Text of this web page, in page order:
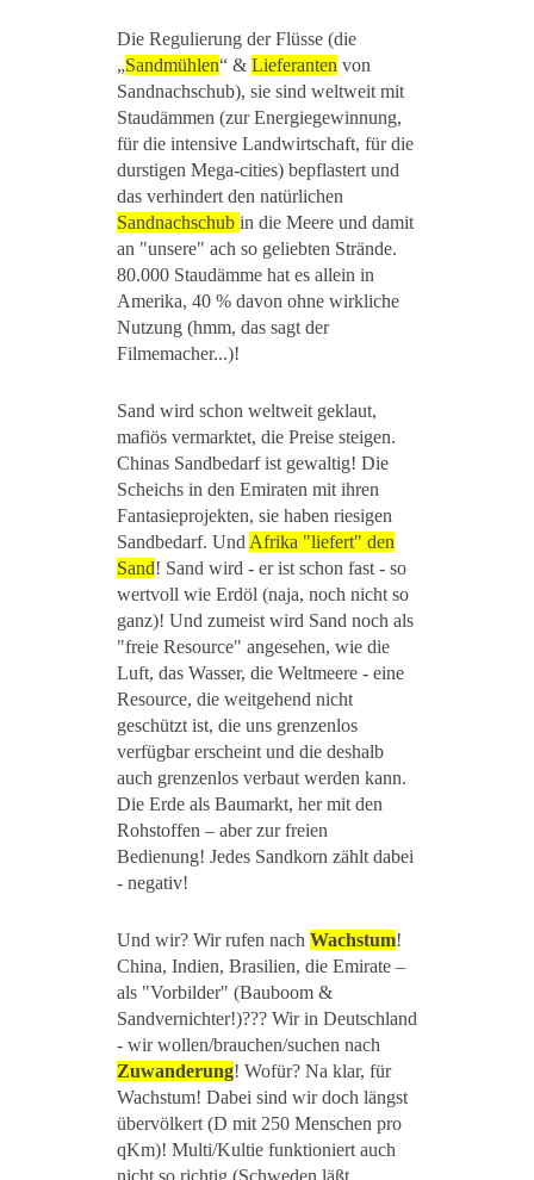
Die Regulierung der Flüsse (die
„Sandmühlen“ & Lieferanten von
Sandnachschub), sie sind weltweit mit
Staudämmen (zur Energiegewinnung,
für die intensive Landwirtschaft, für die
durstigen Mega-cities) bepflastert und
das verhindert den natürlichen
Sandnachschub in die Meere und damit
an "unsere" ach so geliebten Strände.
80.000 Staudämme hat es allein in
Amerika, 40 % davon ohne wirkliche
Nutzung (hmm, das sagt der
Filmemacher...)!
Sand wird schon weltweit geklaut,
mafiös vermarktet, die Preise steigen.
Chinas Sandbedarf ist gewaltig! Die
Scheichs in den Emiraten mit ihren
Fantasieprojekten, sie haben riesigen
Sandbedarf. Und Afrika "liefert" den
Sand! Sand wird - er ist schon fast - so
wertvoll wie Erdöl (naja, noch nicht so
ganz)! Und zumeist wird Sand noch als
"freie Resource" angesehen, wie die
Luft, das Wasser, die Weltmeere - eine
Resource, die weitgehend nicht
geschützt ist, die uns grenzenlos
verfügbar erscheint und die deshalb
auch grenzenlos verbaut werden kann.
Die Erde als Baumarkt, her mit den
Rohstoffen – aber zur freien
Bedienung! Jedes Sandkorn zählt dabei
- negativ!
Und wir? Wir rufen nach Wachstum!
China, Indien, Brasilien, die Emirate –
als "Vorbilder" (Bauboom &
Sandvernichter!)??? Wir in Deutschland
- wir wollen/brauchen/suchen nach
Zuwanderung! Wofür? Na klar, für
Wachstum! Dabei sind wir doch längst
übervölkert (D mit 250 Menschen pro
qKm)! Multi/Kultie funktioniert auch
nicht so richtig (Schweden läßt